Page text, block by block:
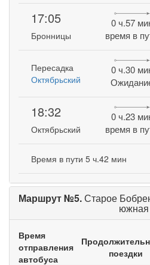
17:05
Бронницы
0 ч.57
время в
Пересадка
Октябрьский
0 ч.30
18:32
Октябрьский
0 ч.23
время в
Время в пути 5 ч.42 мин
Маршрут №5.Старое
южная
Время
отправления
автобуса
поездки